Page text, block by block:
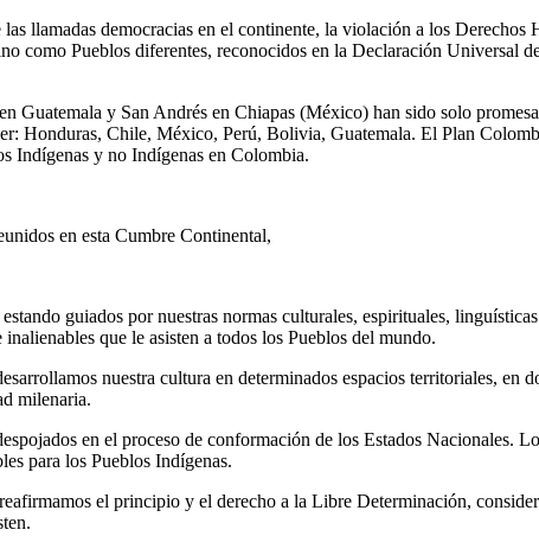
las llamadas democracias en el continente, la violación a los
como Pueblos diferentes, reconocidos en la Declaración Universal
Guatemala y San Andrés en Chiapas (México) han sido solo
Honduras, Chile, México, Perú, Bolivia, Guatemala. El Plan
Indígenas y no Indígenas en Colombia.
en esta Cumbre Continental,
guiados por nuestras normas culturales, espirituales,
que le asisten a todos los Pueblos del mundo.
nuestra cultura en determinados espacios territoriales, en
milenaria.
en el proceso de conformación de los Estados Nacionales.
para los Pueblos Indígenas.
el principio y el derecho a la Libre Determinación,